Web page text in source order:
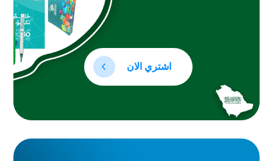
اشتري الان